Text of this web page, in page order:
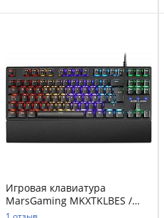
Игровая клавиатура
MarsGaming MKXTKLBES /
Механическая / Outemu Blue